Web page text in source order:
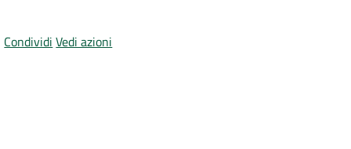
Condividi Vedi azioni